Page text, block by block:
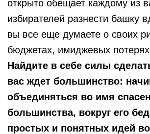
открыто обещает каждому из
избирателей разнести башку
вы все еще думаете о своих
бюджетах, имиджевых потерях
Найдите в себе силы
вас ждет большинство:
объединяться во имя
большинства, вокруг его
простых и понятных идей